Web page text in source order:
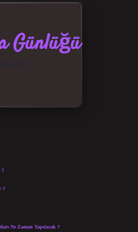
Günlüğü
?
?
Ne Zaman Yapılacak ?